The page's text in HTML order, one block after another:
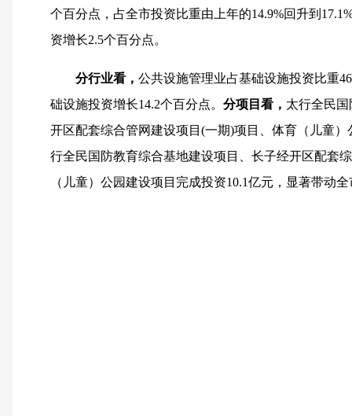
个百分点， 占全市投资比重由上年的14.9%回升到
资增长2.5个百分点。
分行业看， 公共设施管理业占基础设施投资比重
础设施投资增长14.2个百分点。 分项目看， 太行全民
开区配套综合管网建设项目(一期)项目、体育（儿童
行全民国防教育综合基地建设项目、长子经开区配套
（儿童）公园建设项目完成投资10.1亿元，显著带动